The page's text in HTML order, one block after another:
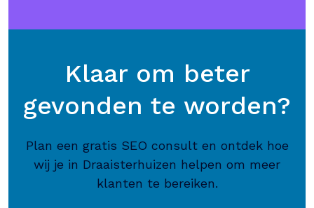
Klaar om beter
gevonden te worden?
Plan een gratis SEO consult en ontdek hoe
wij je in Draaisterhuizen helpen om meer
klanten te bereiken.